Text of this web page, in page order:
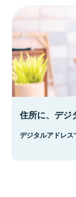
住所に、デジ
デジタルアドレス